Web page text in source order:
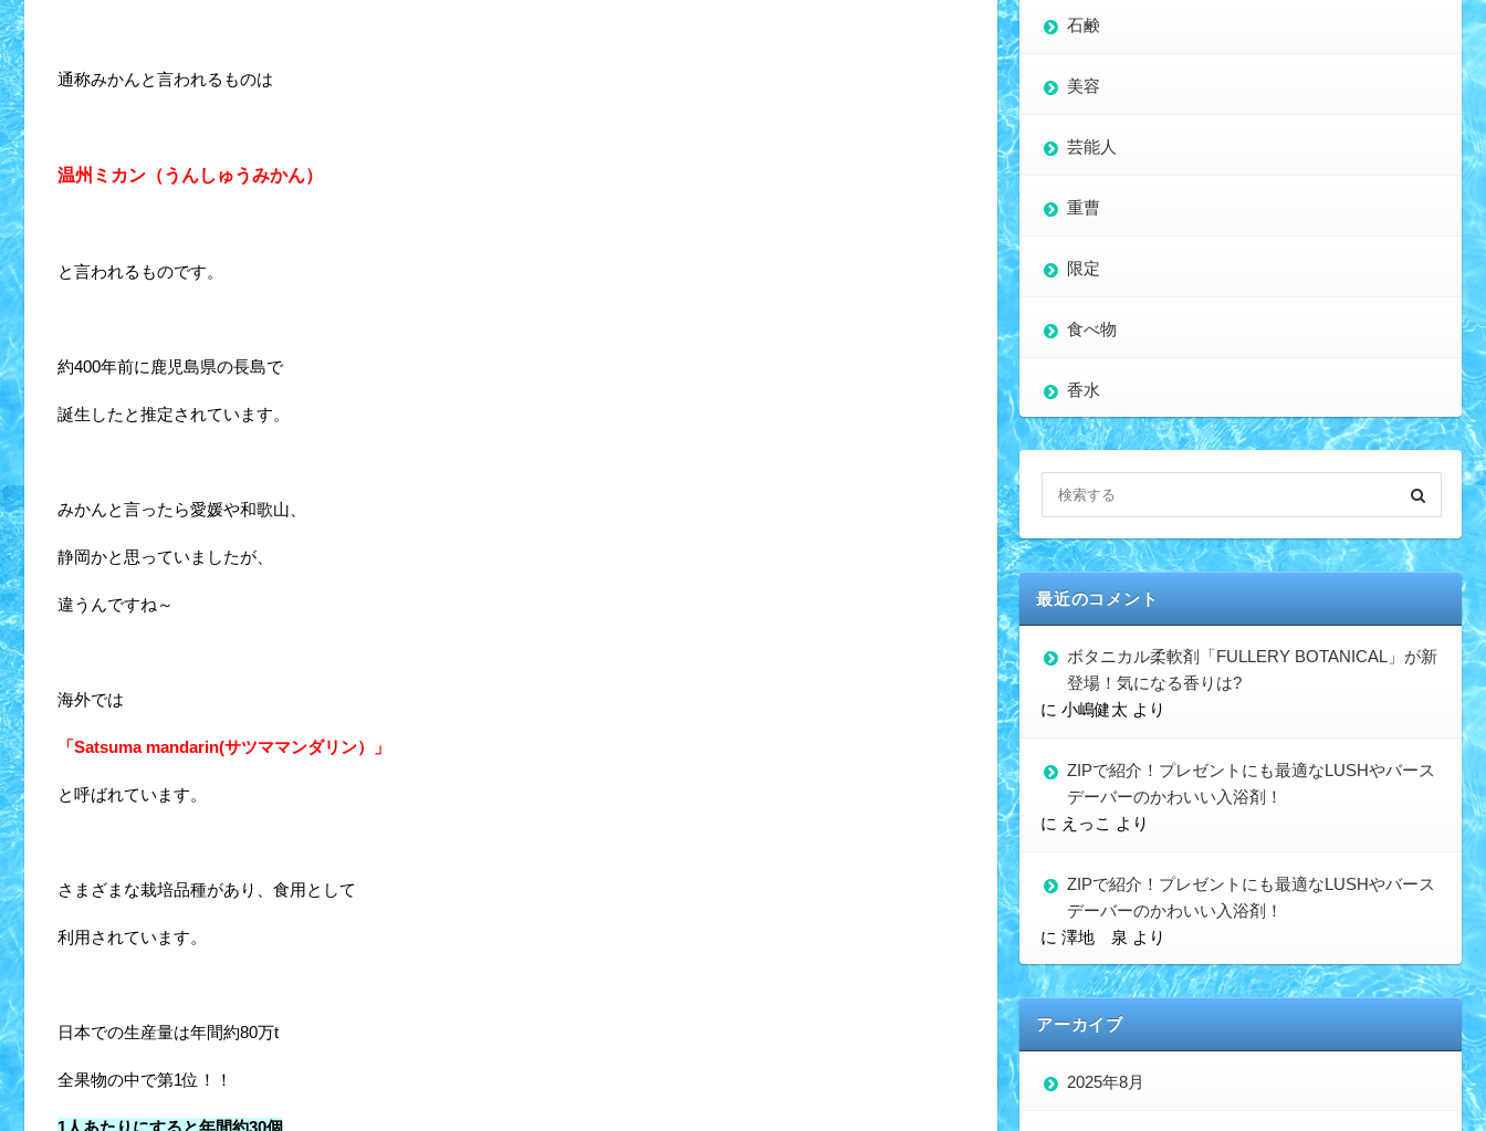
通称みかんと言われるものは
温州ミカン（うんしゅうみかん）
と言われるものです。
約400年前に鹿児島県の長島で
誕生したと推定されています。
みかんと言ったら愛媛や和歌山、
静岡かと思っていましたが、
違うんですね～
海外では
「Satsuma mandarin(サツママンダリン）」
と呼ばれています。
さまざまな栽培品種があり、食用として
利用されています。
日本での生産量は年間約80万t
全果物の中で第1位！！
1人あたりにすると年間約30個
石鹸
美容
芸能人
重曹
限定
食べ物
香水
最近のコメント
ボタニカル柔軟剤「FULLERY BOTANICAL」が新
登場！気になる香りは?
に 小嶋健太 より
ZIPで紹介！プレゼントにも最適なLUSHやバース
デーバーのかわいい入浴剤！
に えっこ より
ZIPで紹介！プレゼントにも最適なLUSHやバース
デーバーのかわいい入浴剤！
に 澤地 泉 より
アーカイブ
2025年8月